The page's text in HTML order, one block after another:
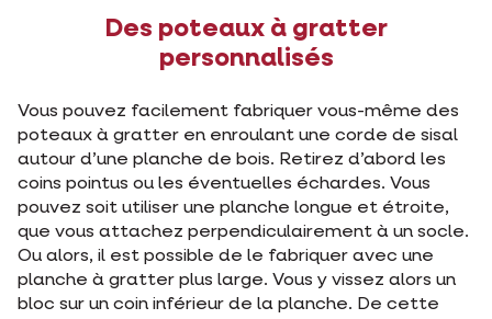
Des poteaux à gratter
personnalisés
Vous pouvez facilement fabriquer vous-même des
poteaux à gratter en enroulant une corde de sisal
autour d’une planche de bois. Retirez d’abord les
coins pointus ou les éventuelles échardes. Vous
pouvez soit utiliser une planche longue et étroite,
que vous attachez perpendiculairement à un socle.
Ou alors, il est possible de le fabriquer avec une
planche à gratter plus large. Vous y vissez alors un
bloc sur un coin inférieur de la planche. De cette